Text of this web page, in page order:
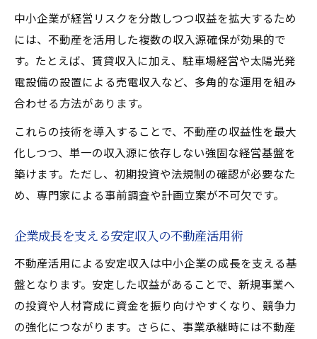
中小企業が経営リスクを分散しつつ収益を拡大するため
には、不動産を活用した複数の収入源確保が効果的で
す。たとえば、賃貸収入に加え、駐車場経営や太陽光発
電設備の設置による売電収入など、多角的な運用を組み
合わせる方法があります。
これらの技術を導入することで、不動産の収益性を最大
化しつつ、単一の収入源に依存しない強固な経営基盤を
築けます。ただし、初期投資や法規制の確認が必要なた
め、専門家による事前調査や計画立案が不可欠です。
企業成長を支える安定収入の不動産活用術
不動産活用による安定収入は中小企業の成長を支える基
盤となります。安定した収益があることで、新規事業へ
の投資や人材育成に資金を振り向けやすくなり、競争力
の強化につながります。さらに、事業承継時には不動産